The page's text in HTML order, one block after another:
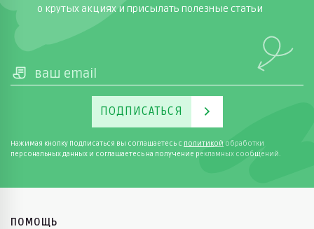
о крутых акциях и присылать полезные статьи
ПОДПИСАТЬСЯ
Нажимая кнопку Подписаться вы соглашаетесь с политикой обработки
персональных данных и соглашаетесь на получение рекламных сообщений.
ПОМОЩЬ